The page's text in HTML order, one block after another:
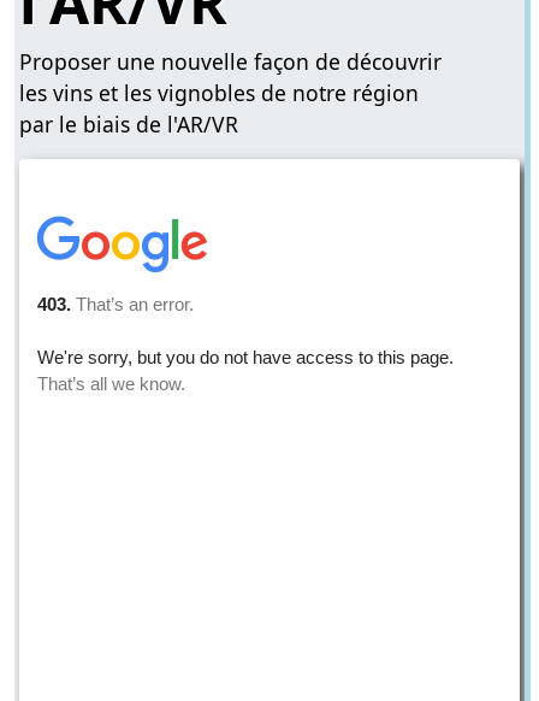
Proposer une nouvelle façon de découvrir
les vins et les vignobles de notre région
par le biais de l'AR/VR